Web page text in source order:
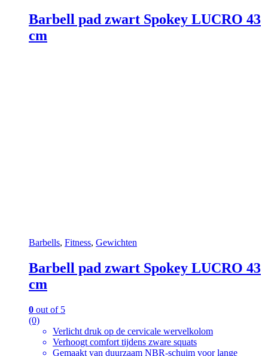
Barbell pad zwart Spokey LUCRO 43
cm
Barbells, Fitness, Gewichten
Barbell pad zwart Spokey LUCRO 43
cm
0 out of 5
(0)
Verlicht druk op de cervicale wervelkolom
Verhoogt comfort tijdens zware squats
Gemaakt van duurzaam NBR-schuim voor lange